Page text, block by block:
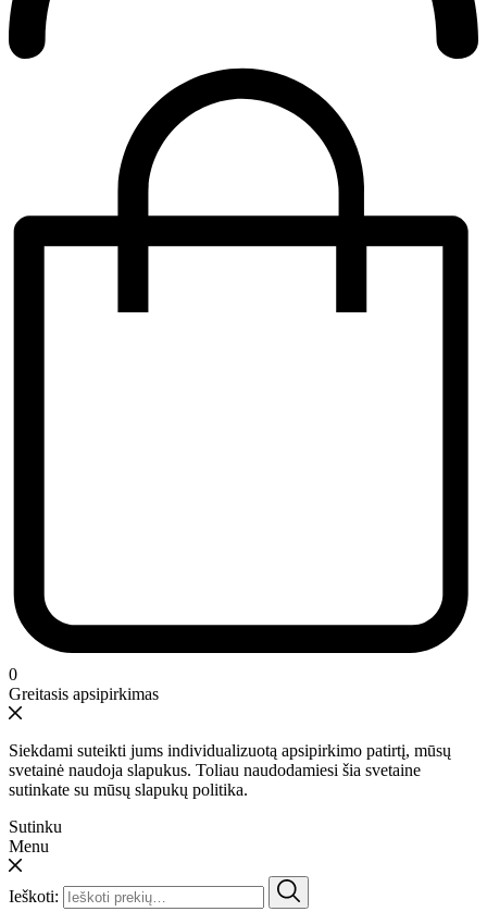
0
Greitasis apsipirkimas
Siekdami suteikti jums individualizuotą apsipirkimo patirtį, mūsų
svetainė naudoja slapukus. Toliau naudodamiesi šia svetaine
sutinkate su mūsų slapukų politika.
Sutinku
Menu
Ieškoti: